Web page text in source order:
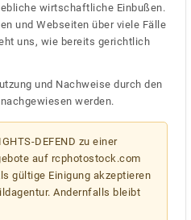
wirtschaftliche Einbußen.
und Webseiten über viele Fälle
uns, wie bereits gerichtlich
und Nachweise durch den
werden.
DEFEND zu einer
auf rcphotostock.com
gültige Einigung akzeptieren
Andernfalls bleibt